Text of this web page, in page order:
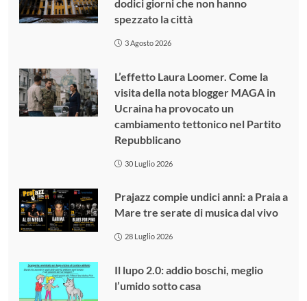
dodici giorni che non hanno
spezzato la città
3 Agosto 2026
L’effetto Laura Loomer. Come la
visita della nota blogger MAGA in
Ucraina ha provocato un
cambiamento tettonico nel Partito
Repubblicano
30 Luglio 2026
Prajazz compie undici anni: a Praia a
Mare tre serate di musica dal vivo
28 Luglio 2026
Il lupo 2.0: addio boschi, meglio
l’umido sotto casa